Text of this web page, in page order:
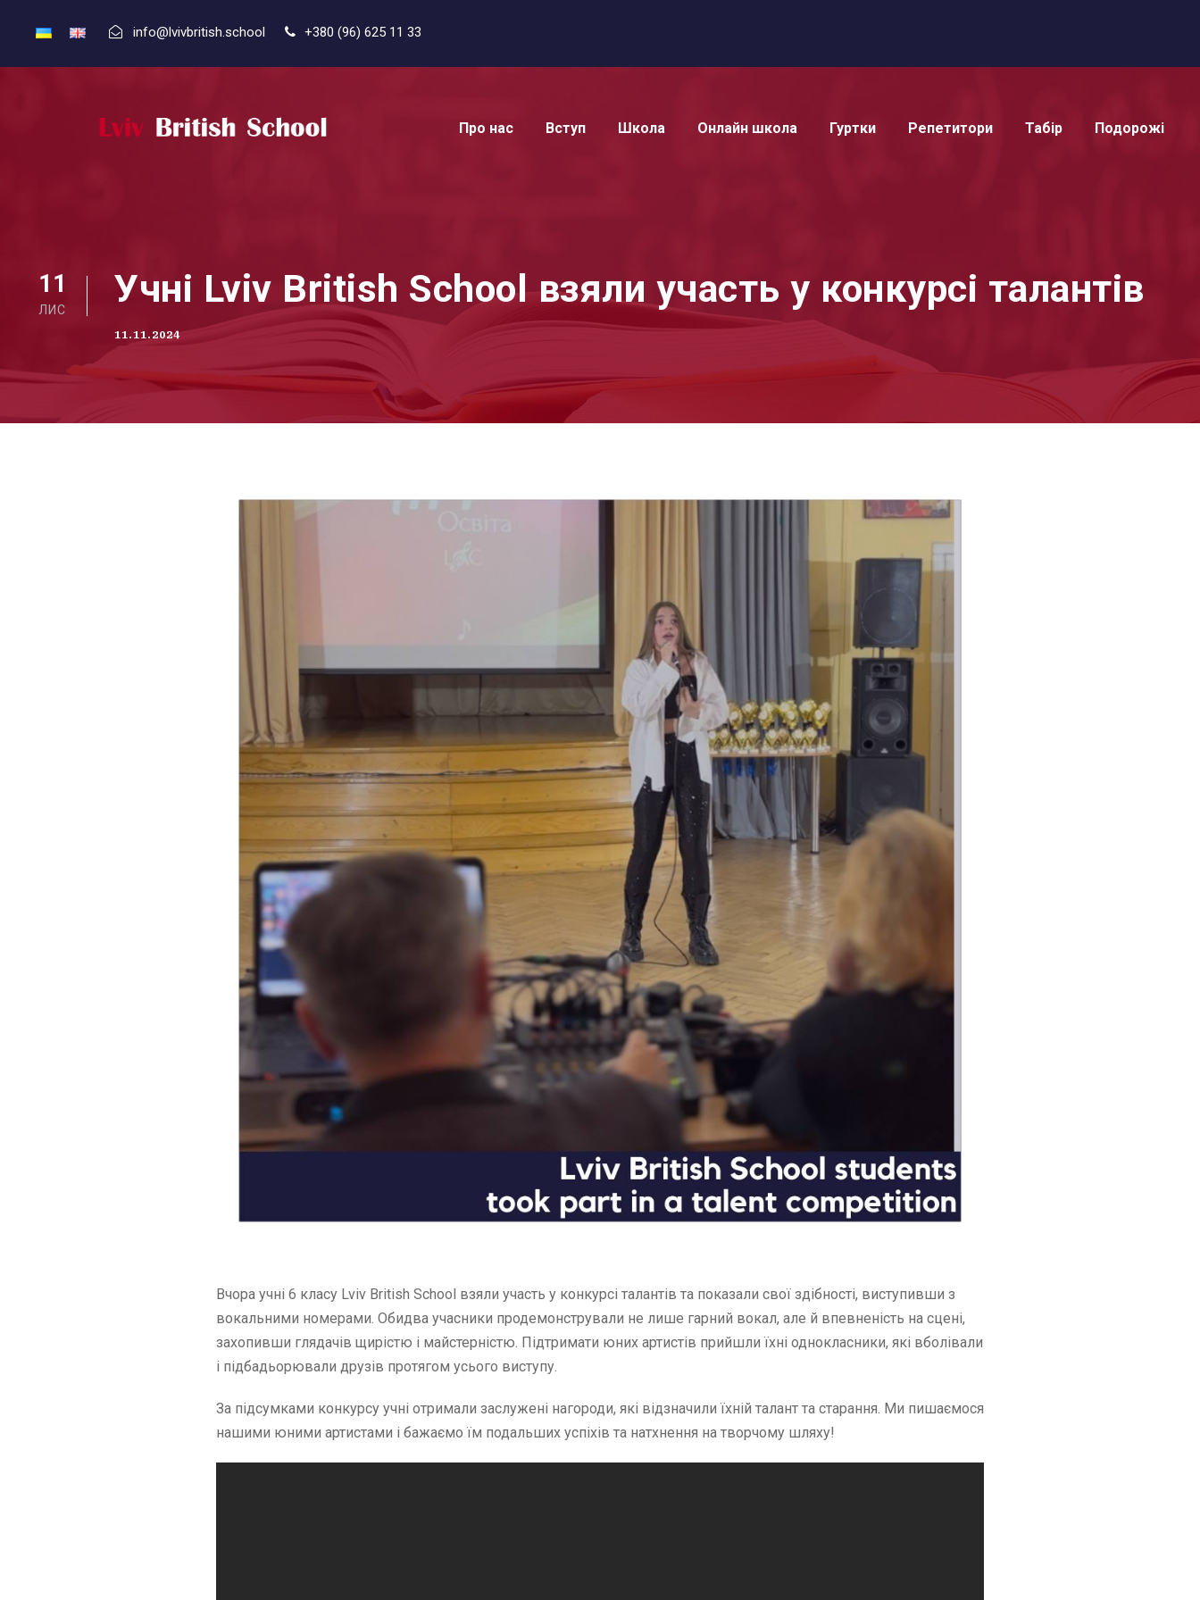
info@lvivbritish.school +380 (96) 625 11 33
Про нас Вступ Школа Онлайн школа Гуртки Репетитори Табір Подорожі
11
ЛИС Учні Lviv British School взяли участь у конкурсі талантів
11.11.2024
Вчора учні 6 класу Lviv British School взяли участь у конкурсі талантів та показали свої здібності, виступивши з
вокальними номерами. Обидва учасники продемонстрували не лише гарний вокал, але й впевненість на сцені,
захопивши глядачів щирістю і майстерністю. Підтримати юних артистів прийшли їхні однокласники, які вболівали
і підбадьорювали друзів протягом усього виступу.
За підсумками конкурсу учні отримали заслужені нагороди, які відзначили їхній талант та старання. Ми пишаємося
нашими юними артистами і бажаємо їм подальших успіхів та натхнення на творчому шляху!